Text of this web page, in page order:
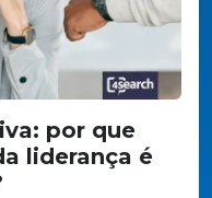
por que
liderança é